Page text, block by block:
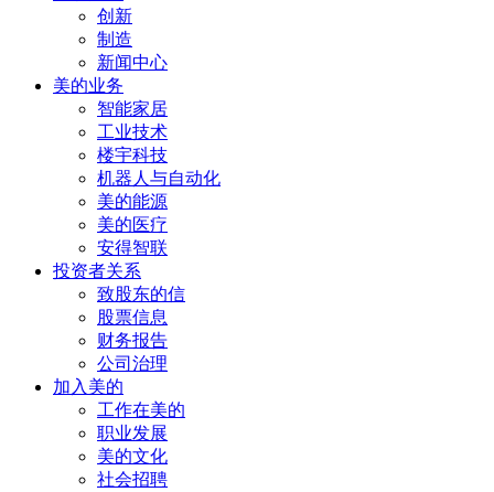
创新
制造
新闻中心
美的业务
智能家居
工业技术
楼宇科技
机器人与自动化
美的能源
美的医疗
安得智联
投资者关系
致股东的信
股票信息
财务报告
公司治理
加入美的
工作在美的
职业发展
美的文化
社会招聘